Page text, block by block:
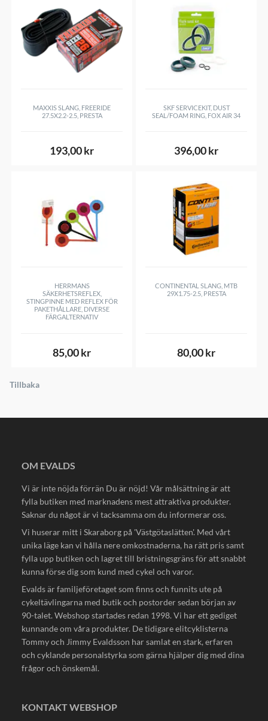
MAXXIS SLANG, FREERIDE
27.5X2.2-2.5, PRESTA
193,00 kr
SKF SERVICEKIT, DUST
SEAL/FOAM RING, FOX AIR 34
396,00 kr
HERRMANS
SÄKERHETSREFLEX,
STINGPINNE MED REFLEX FÖR
PAKETHÅLLARE, DIVERSE
FÄRGALTERNATIV
85,00 kr
CONTINENTAL SLANG, MTB
29X1.75-2.5, PRESTA
80,00 kr
Tillbaka
OM EVALDS
Vi är inte nöjda förrän Du är nöjd! Vår målsättning är att
fylla butiken med marknadens mest attraktiva produkter.
Saknar du något är vi tacksamma om du informerar oss.
Vi huserar mitt i Skaraborg på 'Västgötaslätten'. Med vårt
unika läge kan vi hålla nere omkostnaderna, ha rätt pris samt
fylla upp butiken och lagret till bristningsgräns för att snabbt
kunna förse dig som kund med cykel och varor.
Evalds är familjeföretaget som finns och funnits ute på
cykeltävlingarna med butik och postorder sedan början av
90-talet. Webshop startades redan 1998. Vi har ett gediget
kunnande om våra produkter. De tidigare elitcyklisterna
Tommy och Jimmy Evaldsson har samlat en stark, erfaren
och cyklande personalstyrka som gärna hjälper dig med dina
frågor och önskemål.
KONTAKT WEBSHOP